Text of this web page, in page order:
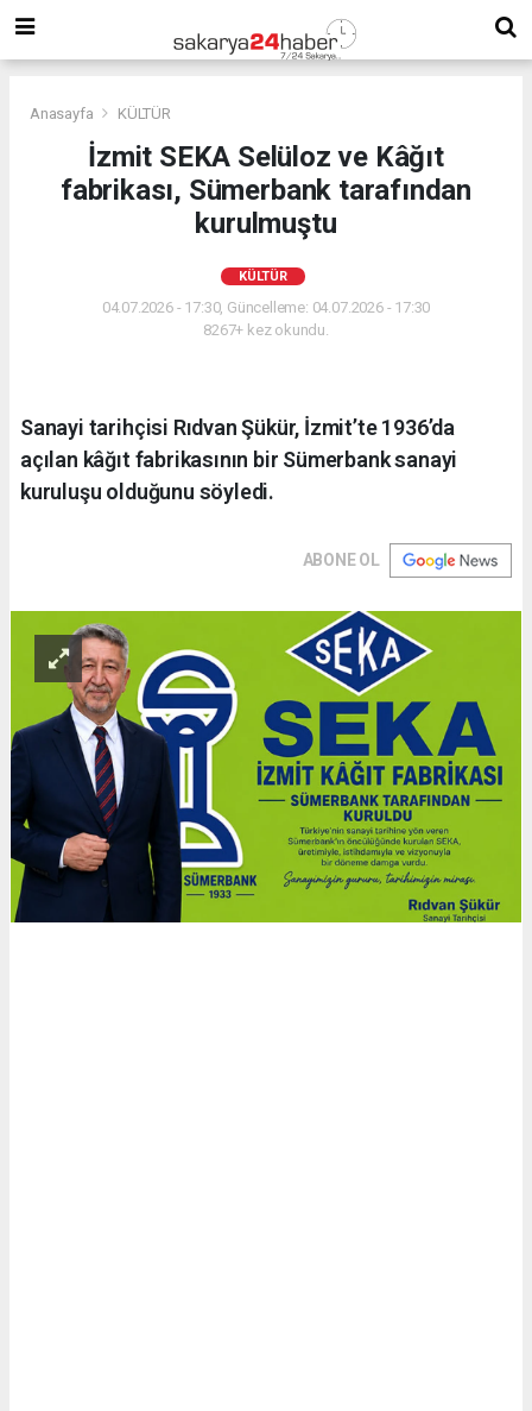
Anasayfa KÜLTÜR
İzmit SEKA Selüloz ve Kâğıt
fabrikası, Sümerbank tarafından
kurulmuştu
KÜLTÜR
04.07.2026 - 17:30, Güncelleme: 04.07.2026 - 17:30
8267+ kez okundu.
Sanayi tarihçisi Rıdvan Şükür, İzmit’te 1936’da
açılan kâğıt fabrikasının bir Sümerbank sanayi
kuruluşu olduğunu söyledi.
ABONE OL